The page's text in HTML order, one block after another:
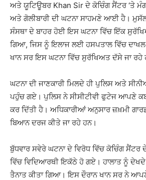
ਅਤੇ ਯੂਟਿਊਬਰ Khan Sir ਦੇ ਕੋਚਿੰਗ ਸੈਂਟਰ ‘ਤੇ
ਅਤੇ ਗੋਲੀਬਾਰੀ ਦੀ ਘਟਨਾ ਸਾਹਮਣੇ ਆਈ ਹੈ।
ਸੰਸਥਾ ਦੇ ਬਾਹਰ ਹੋਈ ਇਸ ਘਟਨਾ ਵਿੱਚ ਇੱਕ
ਗਿਆ, ਜਿਸ ਨੂੰ ਇਲਾਜ ਲਈ ਹਸਪਤਾਲ ਵਿੱਚ
ਖਾਨ ਸਰ ਇਸ ਘਟਨਾ ਵਿੱਚ ਸੁਰੱਖਿਅਤ ਦੱਸੇ ਜਾ ਰਹੇ
ਘਟਨਾ ਦੀ ਜਾਣਕਾਰੀ ਮਿਲਦੇ ਹੀ ਪੁਲਿਸ ਅਤੇ
ਪਹੁੰਚ ਗਏ। ਪੁਲਿਸ ਨੇ ਸੀਸੀਟੀਵੀ ਫੁਟੇਜ ਆਪਣੇ
ਕਰ ਦਿੱਤੀ ਹੈ। ਅਧਿਕਾਰੀਆਂ ਅਨੁਸਾਰ ਜ਼ਖ਼ਮੀ
ਬਿਆਨ ਦਰਜ ਕੀਤੇ ਜਾ ਰਹੇ ਹਨ।
ਬੁੱਧਵਾਰ ਸਵੇਰੇ ਘਟਨਾ ਦੇ ਵਿਰੋਧ ਵਿੱਚ ਕੋਚਿੰਗ ਸੈਂਟਰ
ਵਿੱਚ ਵਿਦਿਆਰਥੀ ਇਕੱਠੇ ਹੋ ਗਏ। ਹਾਲਾਤ ਨੂੰ ਦੇਖਦੇ
ਤੈਨਾਤ ਕੀਤਾ ਗਿਆ। ਇਸ ਦੌਰਾਨ ਖਾਨ ਸਰ ਨੇ